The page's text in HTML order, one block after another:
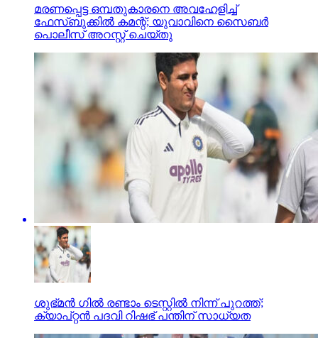
മരണപ്പെട്ട ഒമ്പതുകാരനെ അവഹേളിച്ച്
ഫേസ്ബുക്കില്‍ കമന്റ്; യുവാവിനെ സൈബര്‍
പൊലീസ് അറസ്റ്റ് ചെയ്തു
ശുഭ്മന്‍ ഗില്‍ രണ്ടാം ടെസ്റ്റില്‍ നിന്ന് പുറത്ത്;
ക്യാപ്റ്റന്‍ പദവി റിഷഭ് പന്തിന് സാധ്യത